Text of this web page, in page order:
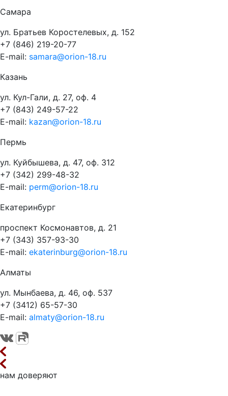
Самара
ул. Братьев Коростелевых, д. 152
+7 (846) 219-20-77
E-mail: samara@orion-18.ru
Казань
ул. Кул-Гали, д. 27, оф. 4
+7 (843) 249-57-22
E-mail: kazan@orion-18.ru
Пермь
ул. Куйбышева, д. 47, оф. 312
+7 (342) 299-48-32
E-mail: perm@orion-18.ru
Екатеринбург
проспект Космонавтов, д. 21
+7 (343) 357-93-30
E-mail: ekaterinburg@orion-18.ru
Алматы
ул. Мынбаева, д. 46, оф. 537
+7 (3412) 65-57-30
E-mail: almaty@orion-18.ru
нам доверяют